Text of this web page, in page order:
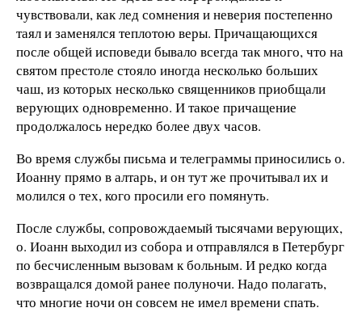
чувствовали, как лед сомнения и неверия постепенно
таял и заменялся теплотою веры. Причащающихся
после общей исповеди бывало всегда так много, что на
святом престоле стояло иногда несколько больших
чаш, из которых несколько священников приобщали
верующих одновременно. И такое причащение
продолжалось нередко более двух часов.
Во время службы письма и телеграммы приносились о.
Иоанну прямо в алтарь, и он тут же прочитывал их и
молился о тех, кого просили его помянуть.
После службы, сопровождаемый тысячами верующих,
о. Иоанн выходил из собора и отправлялся в Петербург
по бесчисленным вызовам к больным. И редко когда
возвращался домой ранее полуночи. Надо полагать,
что многие ночи он совсем не имел времени спать.